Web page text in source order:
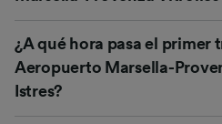
¿A qué hora pasa el primer
Aeropuerto Marsella-
Istres?